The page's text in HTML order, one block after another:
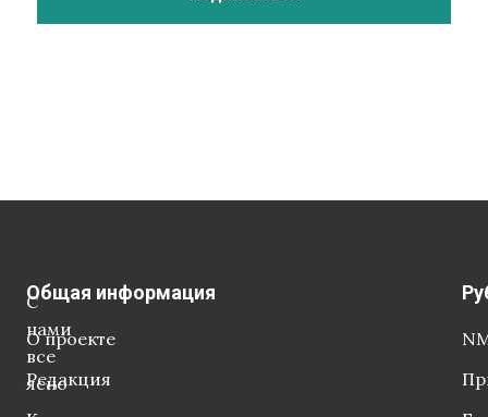
С
нами
все
ясно
Общая информация
О проекте
Редакция